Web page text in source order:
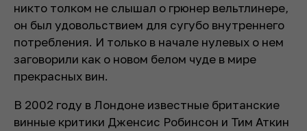
никто толком не слышал о грюнер вельтлинере,
он был удовольствием для сугубо внутреннего
потребления. И только в начале нулевых о нем
заговорили как о новом белом чуде в мире
прекрасных вин.
В 2002 году в Лондоне известные британские
винные критики Дженсис Робинсон и Тим Аткин